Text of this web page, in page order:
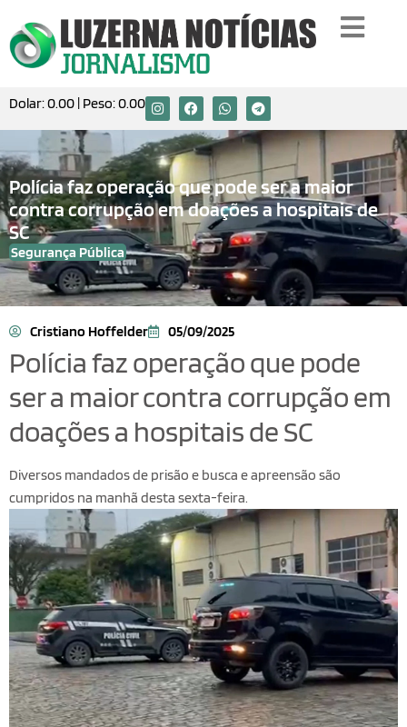
Dolar:0.00 | Peso:0.00
Polícia faz operação que pode ser a maior
contra corrupção em doações a hospitais de
SC
Segurança Pública
Cristiano Hoffelder 05/09/2025
Polícia faz operação que pode
ser a maior contra corrupção em
doações a hospitais de SC
Diversos mandados de prisão e busca e apreensão são
cumpridos na manhã desta sexta-feira.